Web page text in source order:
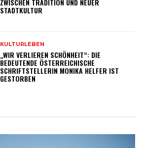
STADTKULTUR
KULTURLEBEN
„WIR VERLIEREN SCHÖNHEIT“: DIE
BEDEUTENDE ÖSTERREICHISCHE
SCHRIFTSTELLERIN MONIKA HELFER IST
GESTORBEN